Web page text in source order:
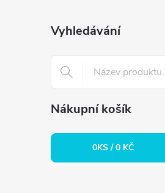
Vyhledávání
Nákupní košík
0KS /0 KČ